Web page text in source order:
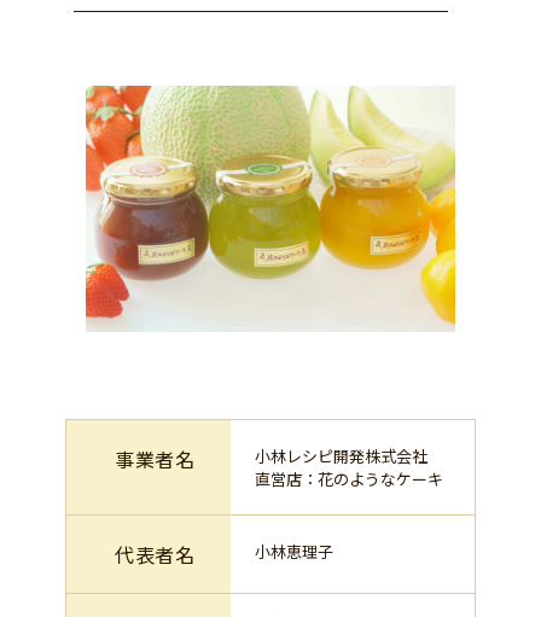
事業者名
小林レシピ開発株式会社
直営店：花のようなケーキ
代表者名 小林恵理子